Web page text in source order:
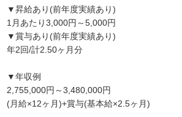
▼昇給あり(前年度実績あり)
1月あたり3,000円～5,000円
▼賞与あり(前年度実績あり)
年2回/計2.50ヶ月分
▼年収例
2,755,000円～3,480,000円
(月給×12ヶ月)+賞与(基本給×2.5ヶ月)